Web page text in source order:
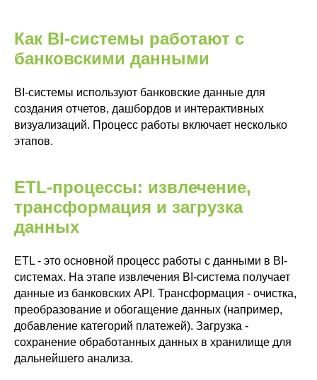
Как BI-системы работают с
банковскими данными
BI-системы используют банковские данные для
создания отчетов, дашбордов и интерактивных
визуализаций. Процесс работы включает несколько
этапов.
ETL-процессы: извлечение,
трансформация и загрузка
данных
ETL - это основной процесс работы с данными в BI-
системах. На этапе извлечения BI-система получает
данные из банковских API. Трансформация - очистка,
преобразование и обогащение данных (например,
добавление категорий платежей). Загрузка -
сохранение обработанных данных в хранилище для
дальнейшего анализа.